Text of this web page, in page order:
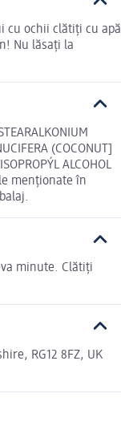
cu ochii clătiţi cu apă
Nu lăsaţi la
(COCONUT]
ALCOHOL
menționate în
minute. Clătiţi
RG12 8FZ, UK